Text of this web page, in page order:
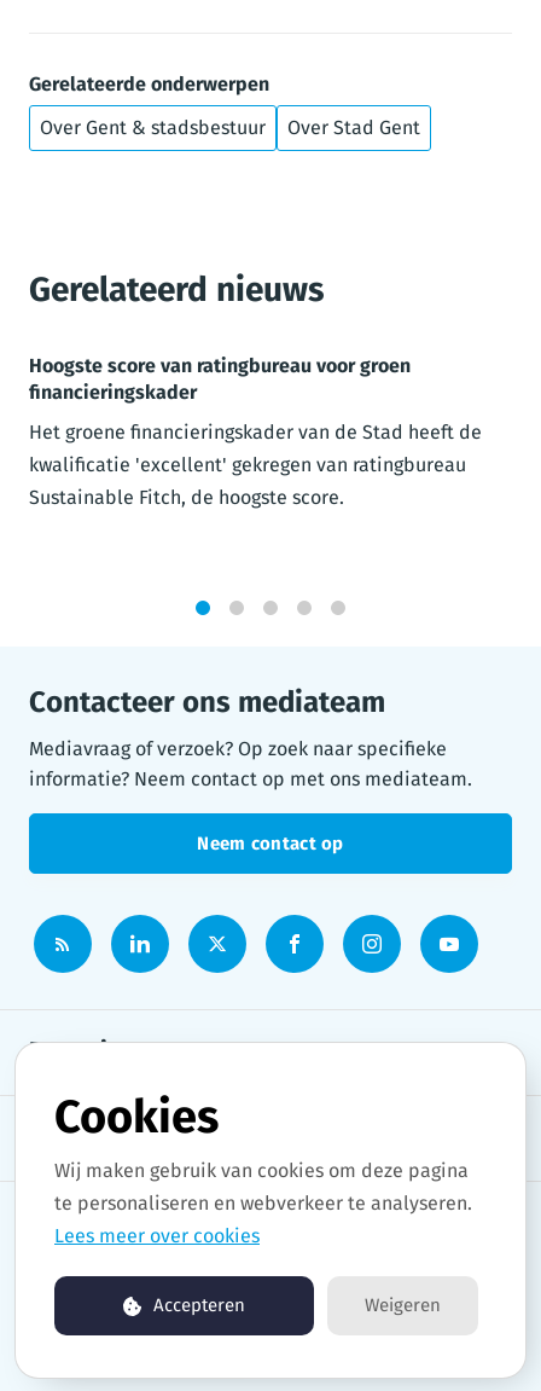
Gerelateerde onderwerpen
Over Gent & stadsbestuur
Over Stad Gent
Gerelateerd nieuws
Hoogste score van ratingbureau voor groen
financieringskader
Het groene financieringskader van de Stad heeft de
kwalificatie 'excellent' gekregen van ratingbureau
Sustainable Fitch, de hoogste score.
Contacteer ons mediateam
Mediavraag of verzoek? Op zoek naar specifieke
informatie? Neem contact op met ons mediateam.
Neem contact op
Persruimte
Onderwerpen
Copyright © 2026 Stad Gent. All rights reserved.
Persruimte by pr.co
Cookies
Wij maken gebruik van cookies om deze pagina
te personaliseren en webverkeer te analyseren.
Lees meer over cookies
Accepteren Weigeren